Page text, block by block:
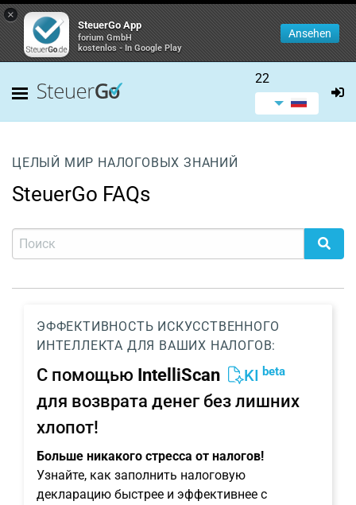
×
SteuerGo App
forium GmbH
kostenlos - In Google Play
Ansehen
22
ЦЕЛЫЙ МИР НАЛОГОВЫХ ЗНАНИЙ
SteuerGo FAQs
ЭФФЕКТИВНОСТЬ ИСКУССТВЕННОГО
ИНТЕЛЛЕКТА ДЛЯ ВАШИХ НАЛОГОВ:
С помощью IntelliScan KI beta
для возврата денег без лишних
хлопот!
Больше никакого стресса от налогов!
Узнайте, как заполнить налоговую
декларацию быстрее и эффективнее с